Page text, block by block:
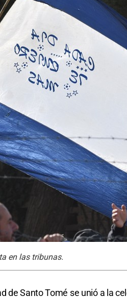
en las tribunas.
de Santo Tomé se unió a la